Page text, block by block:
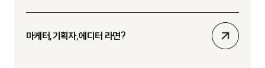
마케터,기획자,에디터 라면?
상
세